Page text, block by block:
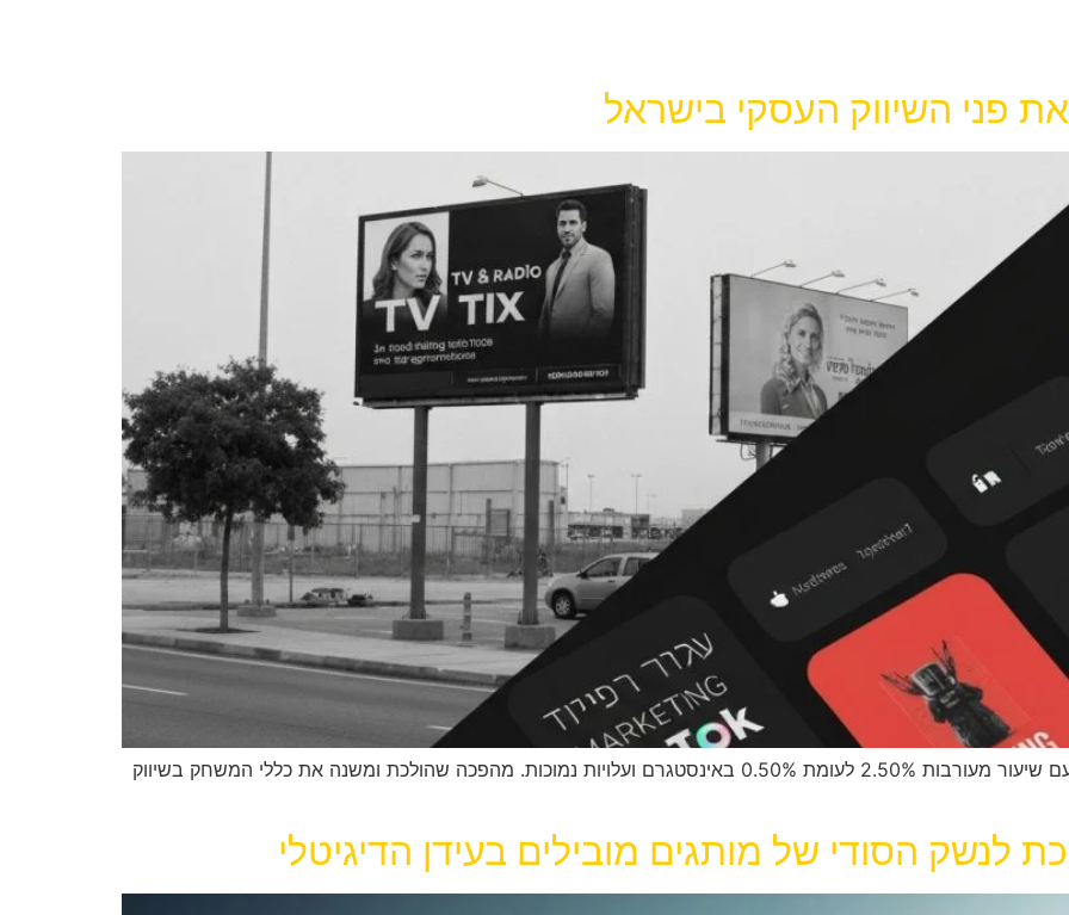
השיווק העסקי בישראל
טיקטוק: הפלטפורמה החזקה ביותר לשיווק ב-2025 עם שיעור מעורבות 2.50% לעומת 0.50% באינסטגרם ועלויות נמוכות. מהפכה שהולכת ומשנה את כללי המשחק בשיווק
לנשק הסודי של מותגים מובילים בעידן הדיגיטלי